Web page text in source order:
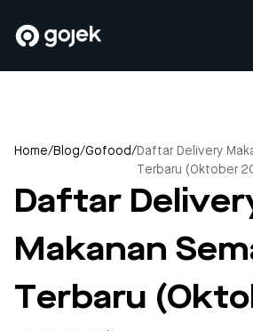
Home/Blog/Gofood/Daftar Delivery
Terbaru (Oktober
Daftar
Makanan
Terbaru